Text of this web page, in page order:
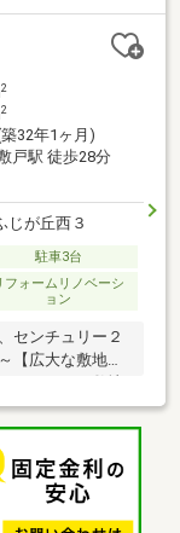
2
2
32年1ヶ月)
戸駅 徒歩28分
じが丘西３
駐車3台
フォームリノベーシ
ョン
センチュリー２
【広大な敷地と
とのＢＢＱ等ご
っかりと確保で
すので、ご親
各居室に収納が
で季節物のお洋
発電】太陽光６